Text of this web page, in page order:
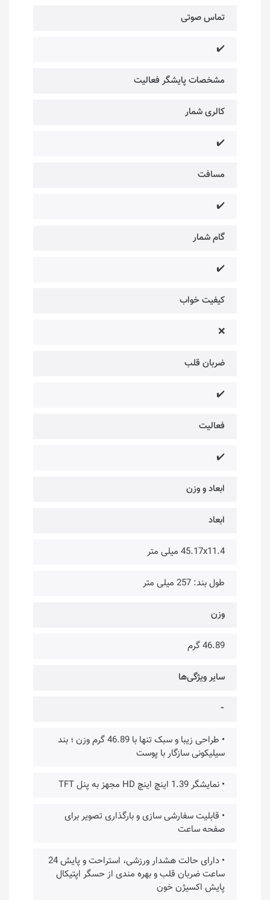
تماس صوتی
✔️
مشخصات پایشگر فعالیت
کالری شمار
✔️
مسافت
✔️
گام شمار
✔️
کیفیت خواب
❌
ضربان قلب
✔️
فعالیت
✔️
ابعاد و وزن
ابعاد
45.17x11.4 میلی متر
طول بند: 257 میلی متر
وزن
46.89 گرم
سایر ویژگی‌ها
⁃
• طراحی زیبا و سبک تنها با 46.89 گرم وزن ؛ بند
سیلیکونی سازگار با پوست
• نمایشگر 1.39 اینچ اینچ HD مجهز به پنل TFT
• قابلیت سفارشی سازی و بارگذاری تصویر برای
صفحه ساعت
• دارای حالت هشدار ورزشی، استراحت و پایش 24
ساعت ضربان قلب و بهره مندی از حسگر اپتیکال
پایش اکسیژن خون